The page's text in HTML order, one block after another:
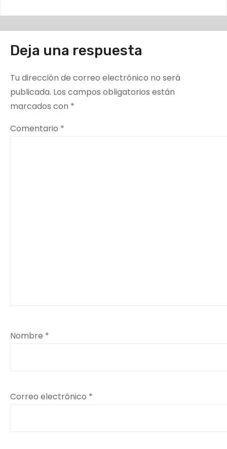
Deja una respuesta
Tu dirección de correo electrónico no será
publicada. Los campos obligatorios están
marcados con *
Comentario *
Nombre *
Correo electrónico *